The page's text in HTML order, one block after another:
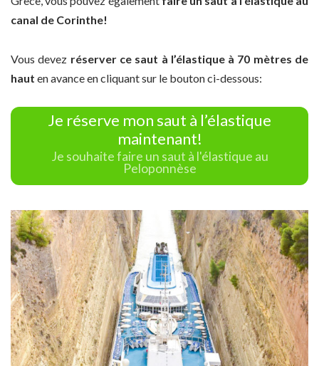
canal de Corinthe!
Vous devez réserver ce saut à l’élastique à 70 mètres de
haut en avance en cliquant sur le bouton ci-dessous:
Je réserve mon saut à l’élastique
maintenant!
Je souhaite faire un saut à l'élastique au
Peloponnèse